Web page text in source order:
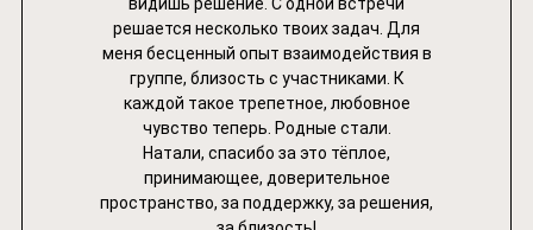
решается несколько твоих задач. Для
меня бесценный опыт взаимодействия в
группе, близость с участниками. К
каждой такое трепетное, любовное
чувство теперь. Родные стали.
Натали, спасибо за это тёплое,
принимающее, доверительное
пространство, за поддержку, за решения,